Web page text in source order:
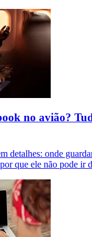
no avião?
detalhes: onde
que ele não pode ir